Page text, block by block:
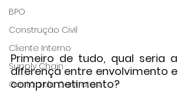
BPO
Construção Civil
Cliente Interno
Supply Chain
Gestão de Contratos
Primeiro de tudo, qual seria a
diferença entre envolvimento e
comprometimento?